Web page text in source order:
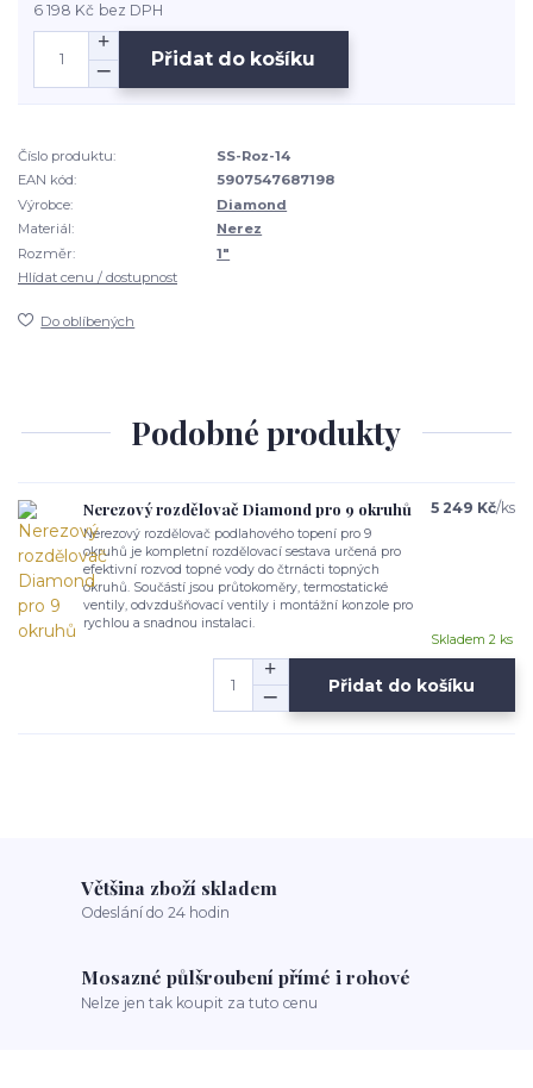
6 198 Kč bez DPH
Přidat do košíku
Číslo produktu:
SS-Roz-14
EAN kód:
5907547687198
Výrobce:
Diamond
Materiál:
Nerez
Rozměr:
1"
Hlídat cenu / dostupnost
Do oblíbených
Podobné produkty
Nerezový rozdělovač Diamond pro 9 okruhů
Nerezový rozdělovač podlahového topení pro 9
okruhů je kompletní rozdělovací sestava určená pro
efektivní rozvod topné vody do čtrnácti topných
okruhů. Součástí jsou průtokoměry, termostatické
ventily, odvzdušňovací ventily i montážní konzole pro
rychlou a snadnou instalaci.
5 249 Kč/ks
Skladem 2 ks
Přidat do košíku
Většina zboží skladem
Odeslání do 24 hodin
Mosazné půlšroubení přímé i rohové
Nelze jen tak koupit za tuto cenu